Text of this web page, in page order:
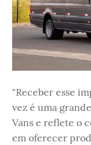
"Receber esse
vez é uma
Vans e reflete o
em oferecer